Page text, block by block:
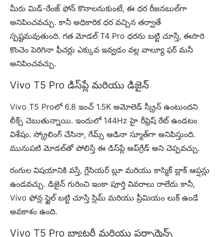
మీరు మిడ్-రేంజ్ ఫోన్ కొనాలనుకుంటే, ఈ ధర రీజనబుల్‌గా
అనిపించవచ్చు. కానీ అధికారిక ధర వచ్చిన తర్వాతే
స్పష్టమవుతుంది. గత మోడల్ T4 Pro ధరను బట్టి చూస్తే, ఈసారి
కొంచెం పెరిగినా ఫీచర్లు ఎక్కువ ఇవ్వడం వల్ల వాల్యూ ఫర్ మనీ
అనిపించవచ్చు.
Vivo T5 Pro డిస్‌ప్లే మరియు డిజైన్
Vivo T5 Proలో 6.8 ఇంచ్ 1.5K అమోలెడ్ స్క్రీన్ ఉంటుందని
లీక్స్ చెబుతున్నాయి. ఇందులో 144Hz హై రీఫ్రెష్ రేట్ ఉండటం
విశేషం. స్క్రోలింగ్ చేసినా, గేమ్స్ ఆడినా స్మూత్‌గా అనిపిస్తుంది.
మునుపటి మోడల్‌తో పోలిస్తే ఈ డిస్‌ప్లే అప్‌గ్రేడ్ అని చెప్పవచ్చు.
రంగుల విషయానికి వస్తే, గ్లేసియర్ బ్లూ మరియు కాస్మిక్ బ్లాక్ ఆప్షన్లు
ఉండవచ్చు. డిజైన్ గురించి ఇంకా పూర్తి వివరాలు రాలేదు కానీ,
Vivo ఫోన్ల స్టైల్ బట్టి చూస్తే స్లిమ్ మరియు ప్రీమియం లుక్ ఉండే
అవకాశం ఉంది.
Vivo T5 Pro బ్యాటరీ మరియు పర్ఫార్మెన్స్